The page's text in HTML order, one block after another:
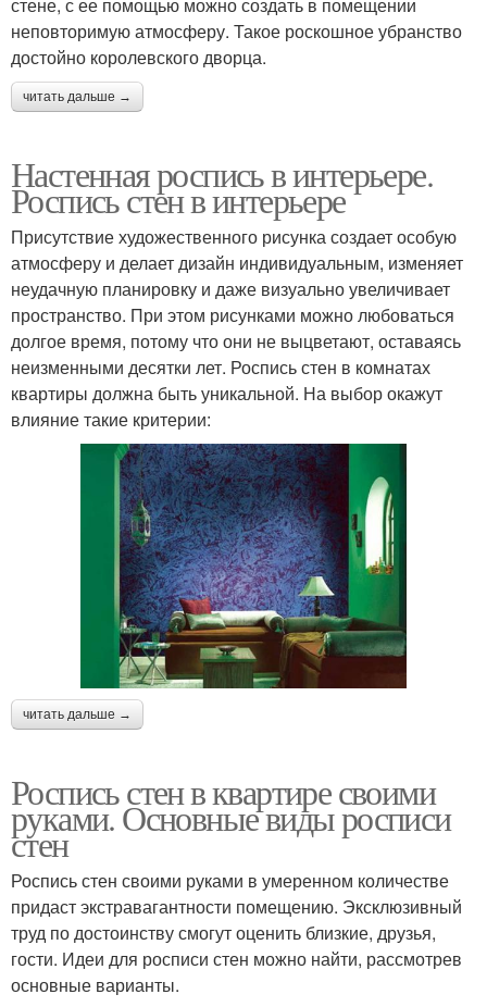
неповторимую атмосферу. Такое роскошное убранство
достойно королевского дворца.
читать дальше →
Настенная роспись в интерьере.
Роспись стен в интерьере
Присутствие художественного рисунка создает особую
атмосферу и делает дизайн индивидуальным, изменяет
неудачную планировку и даже визуально увеличивает
пространство. При этом рисунками можно любоваться
долгое время, потому что они не выцветают, оставаясь
неизменными десятки лет. Роспись стен в комнатах
квартиры должна быть уникальной. На выбор окажут
влияние такие критерии:
читать дальше →
Роспись стен в квартире своими
руками. Основные виды росписи
стен
Роспись стен своими руками в умеренном количестве
придаст экстравагантности помещению. Эксклюзивный
труд по достоинству смогут оценить близкие, друзья,
гости. Идеи для росписи стен можно найти, рассмотрев
основные варианты.